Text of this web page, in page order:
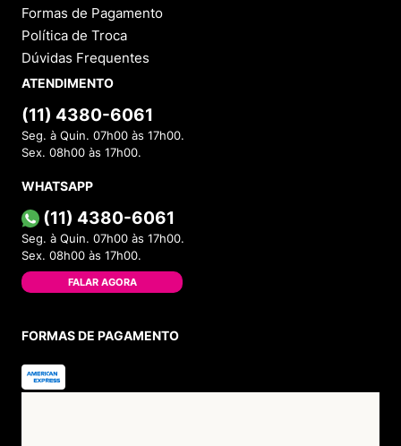
Formas de Pagamento
Política de Troca
Dúvidas Frequentes
ATENDIMENTO
(11) 4380-6061
Seg. à Quin. 07h00 às 17h00.
Sex. 08h00 às 17h00.
WHATSAPP
(11) 4380-6061
Seg. à Quin. 07h00 às 17h00.
Sex. 08h00 às 17h00.
FALAR AGORA
FORMAS DE PAGAMENTO